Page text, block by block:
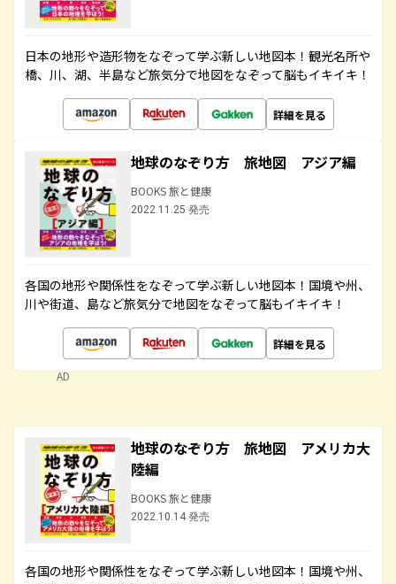
日本の地形や造形物をなぞって学ぶ新しい地図本！観光名所や
橋、川、湖、半島など旅気分で地図をなぞって脳もイキイキ！
詳細を見る
地球のなぞり方 旅地図 アジア編
BOOKS 旅と健康
2022.11.25 発売
各国の地形や関係性をなぞって学ぶ新しい地図本！国境や州、
川や街道、島など旅気分で地図をなぞって脳もイキイキ！
詳細を見る
AD
地球のなぞり方 旅地図 アメリカ大
陸編
BOOKS 旅と健康
2022.10.14 発売
各国の地形や関係性をなぞって学ぶ新しい地図本！国境や州、